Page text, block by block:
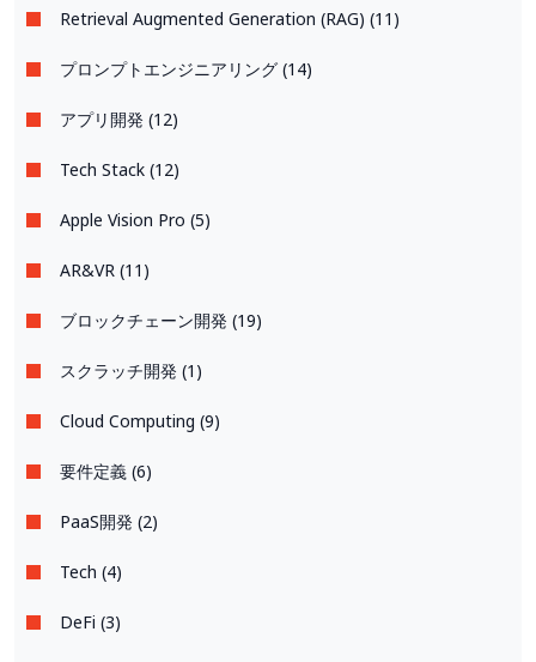
Retrieval Augmented Generation (RAG) (11)
プロンプトエンジニアリング (14)
アプリ開発 (12)
Tech Stack (12)
Apple Vision Pro (5)
AR&VR (11)
ブロックチェーン開発 (19)
スクラッチ開発 (1)
Cloud Computing (9)
要件定義 (6)
PaaS開発 (2)
Tech (4)
DeFi (3)